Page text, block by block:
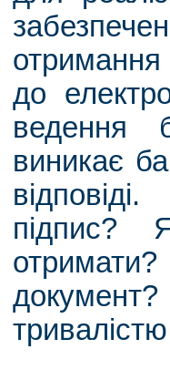
до
ведення
виникає
підпис?